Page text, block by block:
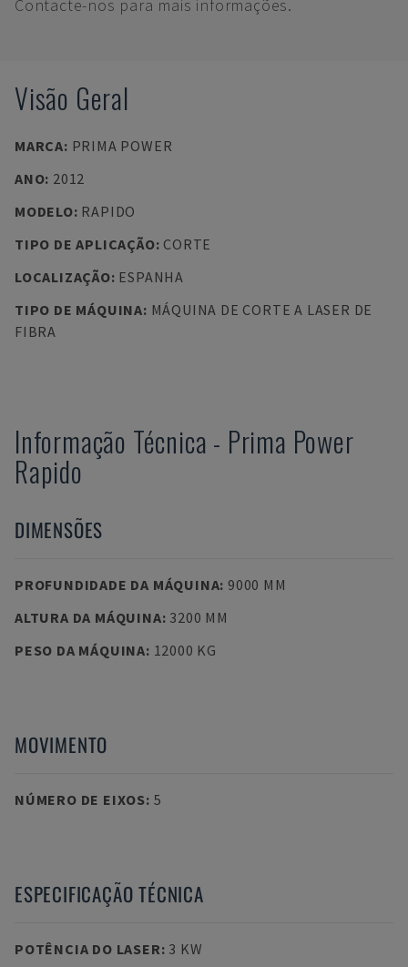
Contacte-nos para mais informações.
Visão Geral
MARCA: PRIMA POWER
ANO: 2012
MODELO: RAPIDO
TIPO DE APLICAÇÃO: CORTE
LOCALIZAÇÃO: ESPANHA
TIPO DE MÁQUINA: MÁQUINA DE CORTE A LASER DE
FIBRA
Informação Técnica - Prima Power
Rapido
DIMENSÕES
PROFUNDIDADE DA MÁQUINA: 9000 MM
ALTURA DA MÁQUINA: 3200 MM
PESO DA MÁQUINA: 12000 KG
MOVIMENTO
NÚMERO DE EIXOS: 5
ESPECIFICAÇÃO TÉCNICA
POTÊNCIA DO LASER: 3 KW